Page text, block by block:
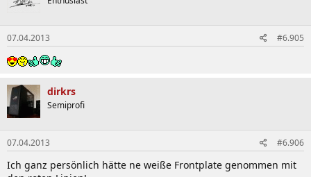
07.04.2013 #6.905
dirkrs
Semiprofi
07.04.2013 #6.906
Ich ganz persönlich hätte ne weiße Frontplate genommen mit